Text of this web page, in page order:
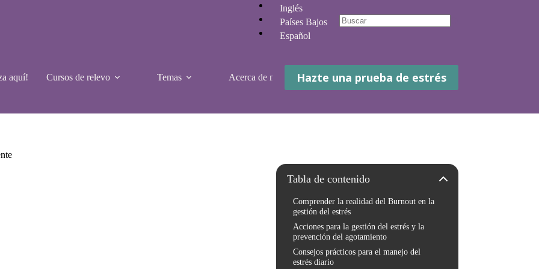
Inglés
Países Bajos
Español
aquí! Cursos de relevo Temas Acerca de mí Contacto
Hazte una prueba de estrés
Tabla de contenido
Comprender la realidad del Burnout en la
gestión del estrés
Acciones para la gestión del estrés y la
prevención del agotamiento
Consejos prácticos para el manejo del
estrés diario